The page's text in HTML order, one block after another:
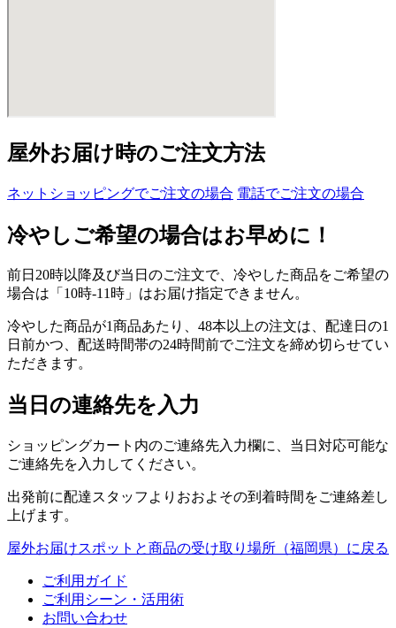
屋外お届け時のご注文方法
ネットショッピングでご注文の場合 電話でご注文の場合
冷やしご希望の場合はお早めに！
前日20時以降及び当日のご注文で、冷やした商品をご希望の
場合は「10時-11時」はお届け指定できません。
冷やした商品が1商品あたり、48本以上の注文は、配達日の1
日前かつ、配送時間帯の24時間前でご注文を締め切らせてい
ただきます。
当日の連絡先を入力
ショッピングカート内のご連絡先入力欄に、当日対応可能な
ご連絡先を入力してください。
出発前に配達スタッフよりおおよその到着時間をご連絡差し
上げます。
屋外お届けスポットと商品の受け取り場所（福岡県）に戻る
ご利用ガイド
ご利用シーン・活用術
お問い合わせ